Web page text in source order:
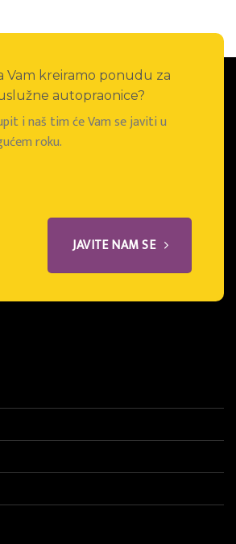
Vam kreiramo ponudu za
autopraonice?
i naš tim će Vam se javiti u
roku.
JAVITE NAM SE